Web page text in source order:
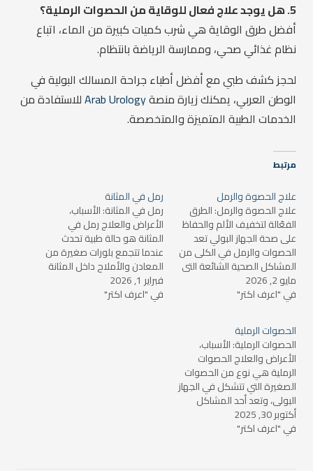
5. هل يوجد علاج فعال للوقاية من الحصوات الرملية؟
أفضل طرق الوقاية هي شرب كميات كبيرة من الماء، اتباع
نظام غذائي صحي، وممارسة الرياضة بانتظام.
لحجز كشف طبي مع أفضل أطباء جراحة المسالك البولية في
الوطن العربي، يمكنك زيارة منصةArab Urologyللاستفادة من
الخدمات الطبية المتميزة والمتخصصة.
مرتبط
علاج الحصوة والرمل
علاج الحصوة والرمل: الطرق
الفعّالة لتخفيف الألم والحفاظ
على صحة الجهاز البولي تعد
الحصوات والرمل في الكلى من
المشاكل الصحية الشائعة التي
يعاني منها العديد من
الأشخاص حول العالم. تتكون
تترسب داخل الكلى أو المثانة،
مما يؤدي إلى ألم شديد
وصعوبة في…
مايو 2, 2026
في "اعرف اكتر"
رمل في المثانة
رمل في المثانة: الأسباب،
الأعراض والعلاج رمل في
المثانة هو حالة طبية تحدث
عندما تتجمع بلورات صغيرة من
المعادن والأملاح داخل المثانة
البولية. رغم أن هذه البلورات
صغيرة الحجم، فإنها يمكن أن
فبراير 1, 2026
في "اعرف اكتر"
الحصوات الرملية
الحصوات الرملية: الأسباب،
الأعراض والعلاج الحصوات
الرملية هي نوع من الحصوات
الصغيرة التي تتشكل في الجهاز
البولي، وتعد أحد المشاكل
الصحية الشائعة التي يعاني
منها العديد من الأشخاص. قد
أكتوبر 30, 2025
في "اعرف اكتر"